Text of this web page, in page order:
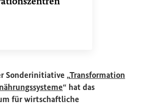
Sonderinitiative „Transformation
“ hat das
für wirtschaftliche